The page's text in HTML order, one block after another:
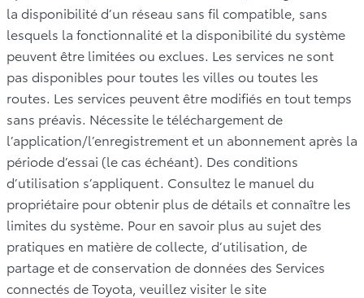
la disponibilité d’un réseau sans fil compatible, sans
lesquels la fonctionnalité et la disponibilité du système
peuvent être limitées ou exclues. Les services ne sont
pas disponibles pour toutes les villes ou toutes les
routes. Les services peuvent être modifiés en tout temps
sans préavis. Nécessite le téléchargement de
l’application/l’enregistrement et un abonnement après la
période d’essai (le cas échéant). Des conditions
d’utilisation s’appliquent. Consultez le manuel du
propriétaire pour obtenir plus de détails et connaître les
limites du système. Pour en savoir plus au sujet des
pratiques en matière de collecte, d’utilisation, de
partage et de conservation de données des Services
connectés de Toyota, veuillez visiter le site